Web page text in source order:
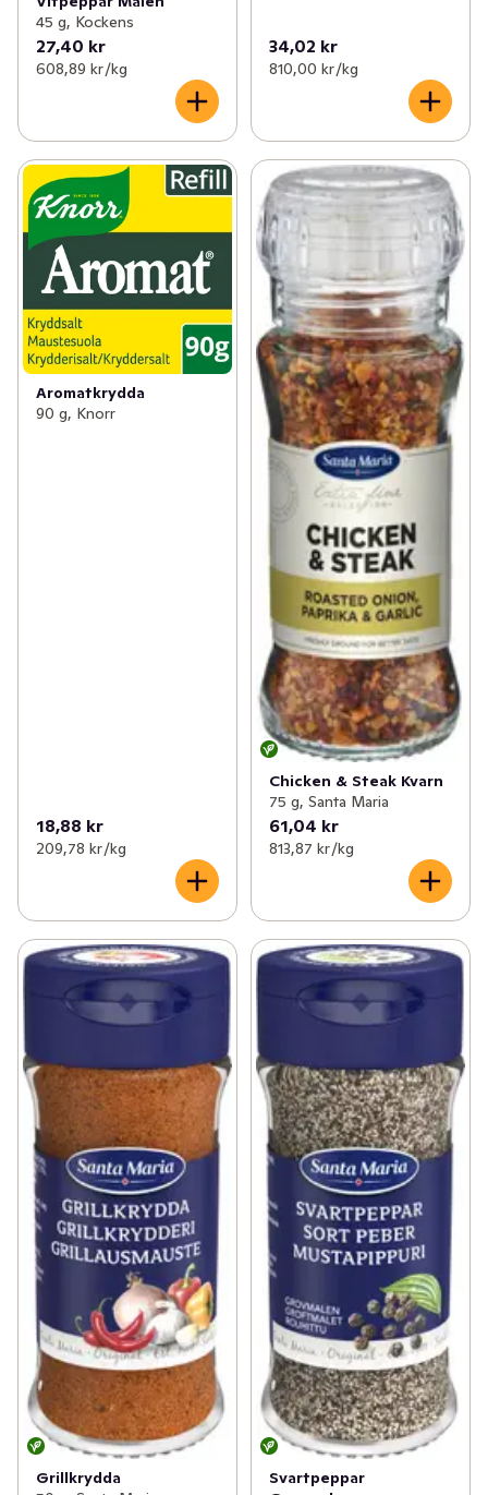
45 g, Kockens
27,40 kr
608,89 kr /kg
34,02 kr
810,00 kr /kg
Aromatkrydda
90 g, Knorr
18,88 kr
209,78 kr /kg
Chicken & Steak Kvarn
75 g, Santa Maria
61,04 kr
813,87 kr /kg
Grillkrydda
Svartpeppar